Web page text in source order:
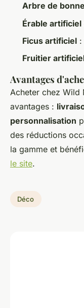
Arbre de
Érable artificiel
Ficus artificiel :
Fruitier
Avantages
Acheter chez Wild
avantages :
personnalisation
des réductions
la gamme et
le site.
Déco